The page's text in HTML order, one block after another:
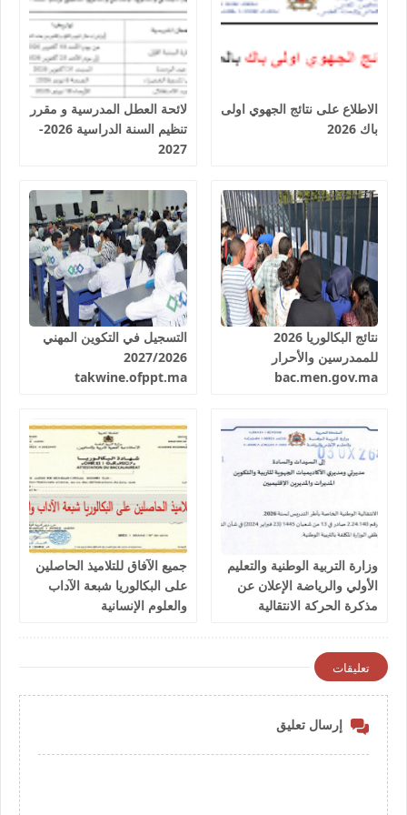
الاطلاع على نتائج الجهوي اولى
باك 2026
لائحة العطل المدرسية و مقرر
تنظيم السنة الدراسية 2026-
2027
نتائج البكالوريا 2026
للممدرسين والأحرار
bac.men.gov.ma
التسجيل في التكوين المهني
2027/2026
takwine.ofppt.ma
وزارة التربية الوطنية والتعليم
الأولي والرياضة الإعلان عن
مذكرة الحركة الانتقالية
جميع الآفاق للتلاميذ الحاصلين
على البكالوريا شبعة الآداب
والعلوم الإنسانية
تعليقات
إرسال تعليق